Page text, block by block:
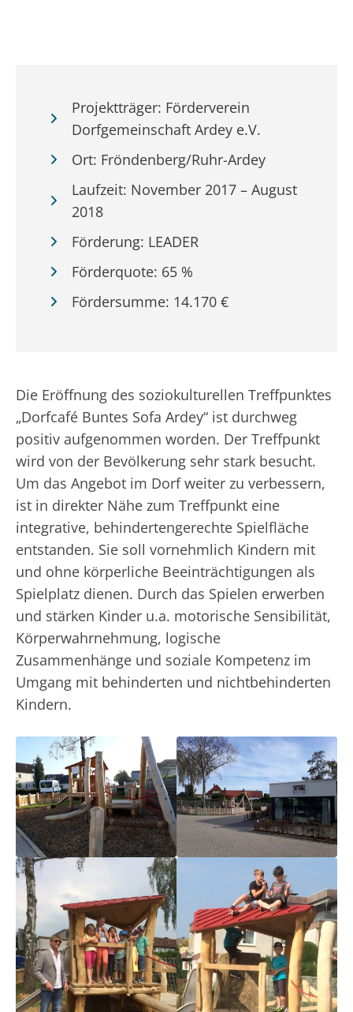
Projektträger: Förderverein
Dorfgemeinschaft Ardey e.V.
Ort: Fröndenberg/Ruhr-Ardey
Laufzeit: November 2017 – August
2018
Förderung: LEADER
Förderquote: 65 %
Fördersumme: 14.170 €
Die Eröffnung des soziokulturellen Treffpunktes
„Dorfcafé Buntes Sofa Ardey“ ist durchweg
positiv aufgenommen worden. Der Treffpunkt
wird von der Bevölkerung sehr stark besucht.
Um das Angebot im Dorf weiter zu verbessern,
ist in direkter Nähe zum Treffpunkt eine
integrative, behindertengerechte Spielfläche
entstanden. Sie soll vornehmlich Kindern mit
und ohne körperliche Beeinträchtigungen als
Spielplatz dienen. Durch das Spielen erwerben
und stärken Kinder u.a. motorische Sensibilität,
Körperwahrnehmung, logische
Zusammenhänge und soziale Kompetenz im
Umgang mit behinderten und nichtbehinderten
Kindern.